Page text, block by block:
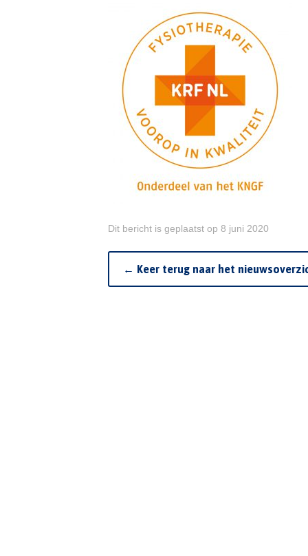
Dit bericht is geplaatst op 8 juni 2020
← Keer terug naar het